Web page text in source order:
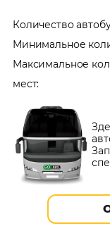
Контакты
Количество
Минимальное
Максимальное
мест: